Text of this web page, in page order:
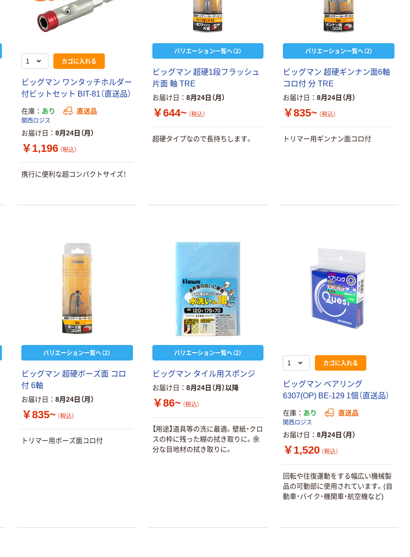
カゴに入れる
ビッグマン ワンタッチホルダー
付ビットセット BIT-81（直送品）
在庫 あり 直送品
関西ロジス
お届け日 8月24日（月）
￥1,196 （税込）
携行に便利な超コンパクトサイズ！
バリエーション一覧へ（2）
ビッグマン 超硬1段フラッシュ
片面 軸 TRE
お届け日 8月24日（月）
￥644~ （税込）
超硬タイプなので長持ちします。
バリエーション一覧へ（2）
ビッグマン 超硬ギンナン面6軸
コロ付 分 TRE
お届け日 8月24日（月）
￥835~ （税込）
トリマー用ギンナン面コロ付
バリエーション一覧へ（2）
ビッグマン 超硬ボーズ面 コロ
付 6軸
お届け日 8月24日（月）
￥835~ （税込）
トリマー用ボーズ面コロ付
バリエーション一覧へ（2）
ビッグマン タイル用スポンジ
お届け日 8月24日（月）以降
￥86~ （税込）
【用途】道具等の洗に最適。壁紙・クロ
スの枠に残った糊の拭き取りに。余
分な目地材の拭き取りに。
カゴに入れる
ビッグマン ベアリング
6307(OP) BE-129 1個（直送品）
在庫 あり 直送品
関西ロジス
お届け日 8月24日（月）
￥1,520 （税込）
回転や往復運動をする幅広い機械製
品の可動部に使用されています。(自
動車・バイク・機関車・航空機など)
芯あり FSC認
乾電池 単4
ケージ アスク
ルオリジナル
￥140~ （税込）
オリジナル
ナル ラミネー
トフィルム A4
サイズ
100μ（ミクロン）
￥458~ （税込）
本気プライス
アスクル はたら
FSC認証 シング
ル 大王製紙共同
企画 オリジナル
（税込）
ーフリー）
￥398~
富士フイルム
instax mini13
アスクル はたら
本気プライス
￥216~
本気プライス
トイレシート
字）
富士フイルム チ
ェキ専用フィル
ム INSTAX MINI
WW2
￥1,580~
本気プライス
トイレットペー
リサイクル100
芯あり FSC認
￥470~ （税込）